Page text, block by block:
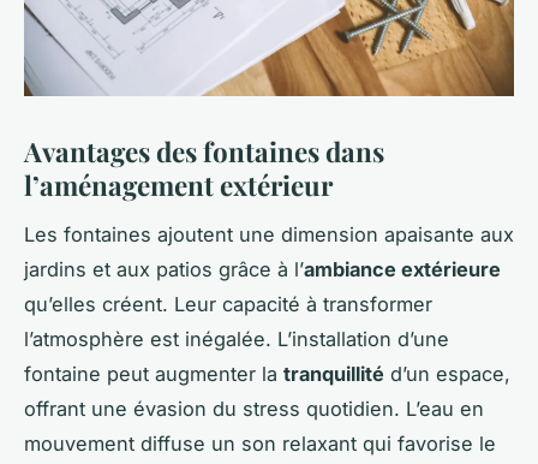
Avantages des fontaines dans
l’aménagement extérieur
Les fontaines ajoutent une dimension apaisante aux
jardins et aux patios grâce à l’ambiance extérieure
qu’elles créent. Leur capacité à transformer
l’atmosphère est inégalée. L’installation d’une
fontaine peut augmenter la tranquillité d’un espace,
offrant une évasion du stress quotidien. L’eau en
mouvement diffuse un son relaxant qui favorise le